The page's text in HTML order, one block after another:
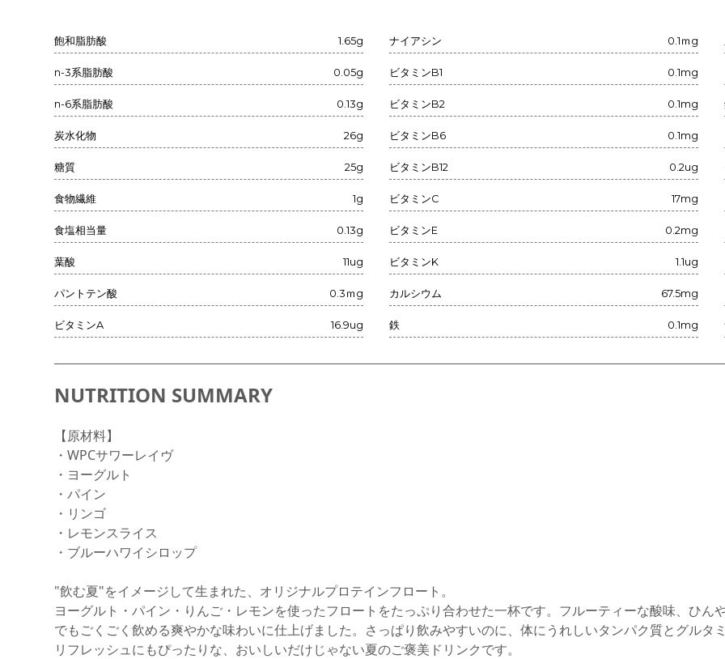
飽和脂肪酸 1.65g
n-3系脂肪酸 0.05g
n-6系脂肪酸 0.13g
炭水化物 26g
糖質 25g
食物繊維 1g
食塩相当量 0.13g
葉酸 11ug
パントテン酸 0.3ｍg
ビタミンA 16.9ug
ナイアシン 0.1ｍg
ビタミンB1 0.1mg
ビタミンB2 0.1mg
ビタミンB6 0.1mg
ビタミンB12 0.2ug
ビタミンC 17mg
ビタミンE 0.2mg
ビタミンK 1.1ug
カルシウム 67.5mg
鉄 0.1mg
NUTRITION SUMMARY
【原材料】
・WPCサワーレイヴ
・ヨーグルト
・パイン
・リンゴ
・レモンスライス
・ブルーハワイシロップ
"飲む夏"をイメージして生まれた、オリジナルプロテインフロート。
ヨーグルト・パイン・りんご・レモンを使ったフロートをたっぷり合わせた一杯です。フルーティーな酸味、ひん
でもごくごく飲める爽やかな味わいに仕上げました。さっぱり飲みやすいのに、体にうれしいタンパク質とグル
リフレッシュにもぴったりな、おいしいだけじゃない夏のご褒美ドリンクです。